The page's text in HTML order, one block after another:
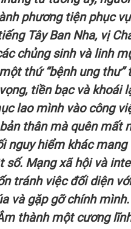
phương tiện phục
Tây Ban Nha, vị
chủng sinh và linh
thứ “bệnh ung
tiền bạc và khoái
lao mình vào công
thân mà quên mất
nguy hiểm khác
Mạng xã hội và
tránh việc đối diện
và gặp gỡ chính
thành một cương